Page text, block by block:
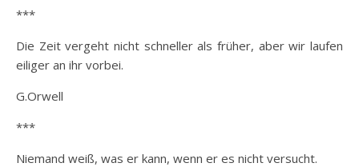
***
Die Zeit vergeht nicht schneller als früher, aber wir laufen
eiliger an ihr vorbei.
G.Orwell
***
Niemand weiß, was er kann, wenn er es nicht versucht.